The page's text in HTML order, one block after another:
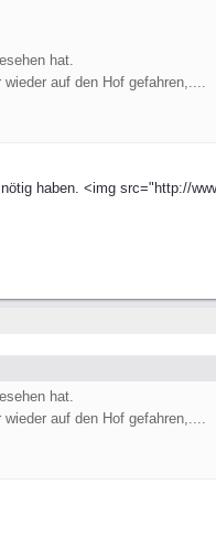
hat.
auf den Hof gefahren,....
haben. <img src="http://
hat.
auf den Hof gefahren,....